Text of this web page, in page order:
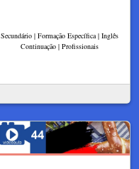
Secundário | Formação Específica | Inglês
Continuação | Profissionais